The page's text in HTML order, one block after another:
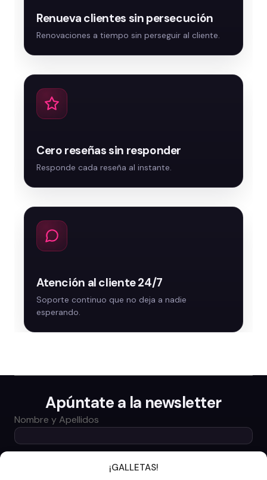
¡GALLETAS!
Renueva clientes sin persecución
Cero reseñas sin responder
Atención al cliente 24/7
Apúntate a la newsletter
Nombre y Apellidos